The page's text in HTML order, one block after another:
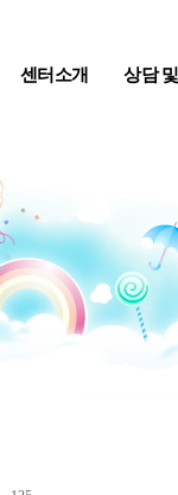
센터소개 상담